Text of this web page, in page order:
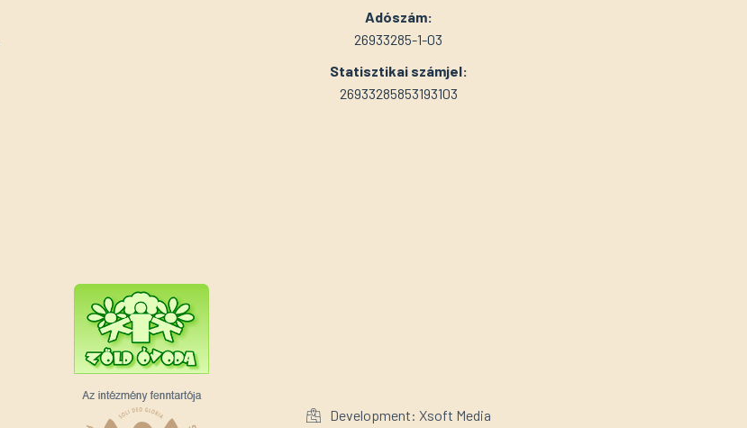
Adószám:
26933285-1-03
Statisztikai számjel:
26933285853193103
Development: Xsoft Media